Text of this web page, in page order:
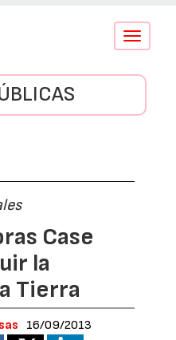
Conmutar
Case
la
Tierra
16/09/2013